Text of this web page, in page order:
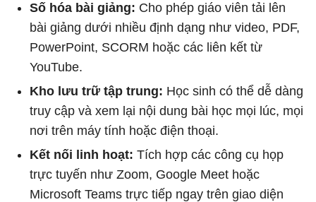
Số hóa bài giảng: Cho phép giáo viên tải lên
bài giảng dưới nhiều định dạng như video, PDF,
PowerPoint, SCORM hoặc các liên kết từ
YouTube.
Kho lưu trữ tập trung: Học sinh có thể dễ dàng
truy cập và xem lại nội dung bài học mọi lúc, mọi
nơi trên máy tính hoặc điện thoại.
Kết nối linh hoạt: Tích hợp các công cụ họp
trực tuyến như Zoom, Google Meet hoặc
Microsoft Teams trực tiếp ngay trên giao diện